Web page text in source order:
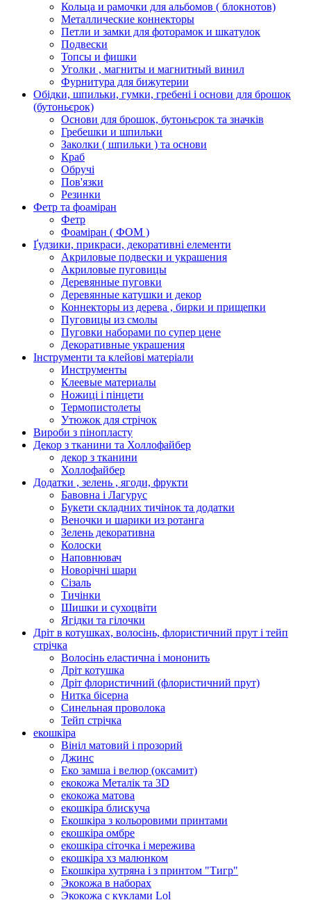
Кольца и рамочки для альбомов ( блокнотов)
Металлические коннекторы
Петли и замки для фоторамок и шкатулок
Подвески
Топсы и фишки
Уголки , магниты и магнитный винил
Фурнитура для бижутерии
Обідки, шпильки, гумки, гребені і основи для брошок
(бутоньєрок)
Основи для брошок, бутоньєрок та значків
Гребешки и шпильки
Заколки ( шпильки ) та основи
Краб
Обручі
Пов'язки
Резинки
Фетр та фоаміран
Фетр
Фоаміран ( ФОМ )
Ґудзики, прикраси, декоративні елементи
Акриловые подвески и украшения
Акриловые пуговицы
Деревянные пуговки
Деревянные катушки и декор
Коннекторы из дерева , бирки и прищепки
Пуговицы из смолы
Пуговки наборами по супер цене
Декоративные украшения
Інструменти та клейові матеріали
Инструменты
Клеевые материалы
Ножиці і пінцети
Термопистолеты
Утюжок для стрічок
Вироби з пінопласту
Декор з тканини та Холлофайбер
декор з тканини
Холлофайбер
Додатки , зелень , ягоди, фрукти
Бавовна і Лагурус
Букети складних тичінок та додатки
Веночки и шарики из ротанга
Зелень декоративна
Колоски
Наповнювач
Новорічні шари
Сізаль
Тичінки
Шишки и сухоцвіти
Ягідки та гілочки
Дріт в котушках, волосінь, флористичний прут і тейп
стрічка
Волосінь еластична і мононить
Дріт котушка
Дріт флористичний (флористичний прут)
Нитка бісерна
Синельная проволока
Тейп стрічка
екошкіра
Вініл матовий і прозорий
Джинс
Еко замша і велюр (оксамит)
екокожа Металік та 3D
екокожа матова
екошкіра блискуча
Екошкіра з кольоровими принтами
екошкіра омбре
екошкіра сіточка і мережива
екошкіра хз малюнком
Екошкіра хутряна і з принтом "Тигр"
Экокожа в наборах
Экокожа с куклами Lol